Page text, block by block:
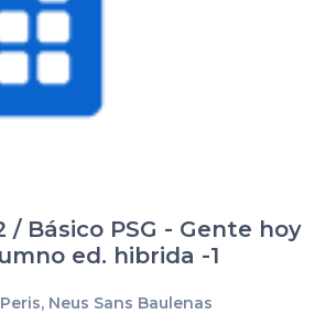
/ Básico PSG - Gente hoy
ed. hibrida -1
Neus Sans Baulenas